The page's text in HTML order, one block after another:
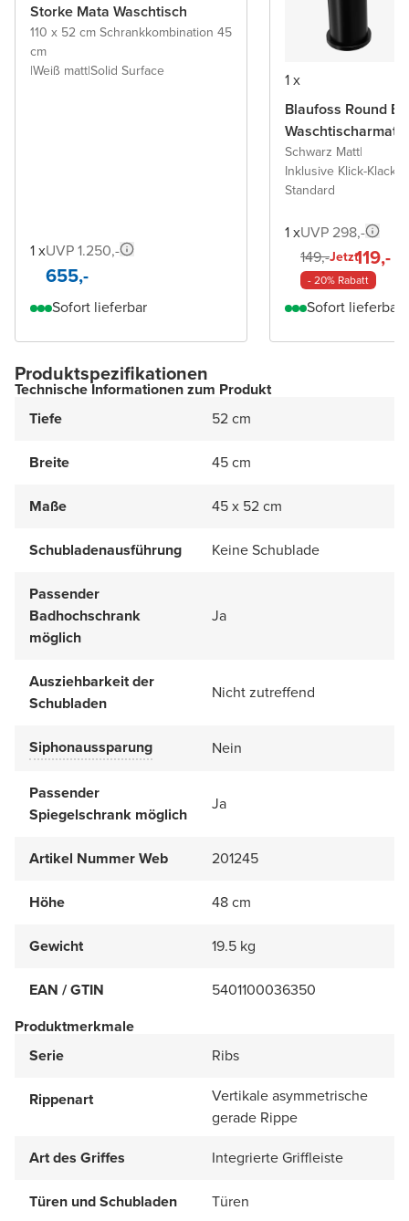
Storke Mata Waschtisch
110 x 52 cm Schrankkombination 45
cm
|Weiß matt|Solid Surface
1 xUVP 1.250,-
655,-
Sofort lieferbar
1 x
Blaufoss Round
Schwarz Matt|
Inklusive Klick-Klack
Standard
1 xUVP 298,-
149,-Jetzt119,-
- 20% Rabatt
Sofort lieferbar
Produktspezifikationen
Technische Informationen zum Produkt
Tiefe
52 cm
Breite 45 cm
Maße 45 x 52 cm
Schubladenausführung Keine Schublade
Passender
Badhochschrank
möglich
Ja
Ausziehbarkeit der
Schubladen
Nicht zutreffend
Siphonaussparung Nein
Passender
Spiegelschrank möglich
Ja
Artikel Nummer Web 201245
Höhe 48 cm
Gewicht 19.5 kg
EAN / GTIN
5401100036350
Produktmerkmale
Serie
Ribs
Rippenart
Vertikale asymmetrische
gerade Rippe
Art des Griffes
Integrierte Griffleiste
Türen und Schubladen Türen